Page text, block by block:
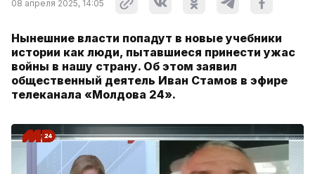
08 апреля 2025, 14:05
Нынешние власти попадут в новые учебники
истории как люди, пытавшиеся принести ужас
войны в нашу страну. Об этом заявил
общественный деятель Иван Стамов в эфире
телеканала «Молдова 24».